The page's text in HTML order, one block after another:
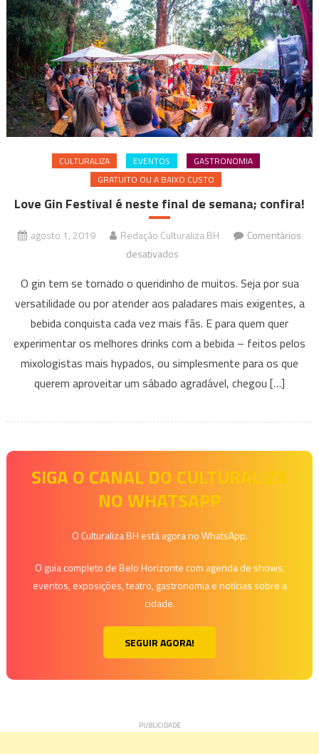
CULTURALIZA EVENTOS
GASTRONOMIA
GRATUITO OU A BAIXO CUSTO
Love Gin Festival é neste final de semana; confira!
agosto 1, 2019 Redação Culturaliza BH
Comentários
desativados
Gin
Festival
é
neste
final
de
O gin tem se tornado o queridinho de muitos. Seja por sua
versatilidade ou por atender aos paladares mais exigentes, a
bebida conquista cada vez mais fãs. E para quem quer
experimentar os melhores drinks com a bebida – feitos pelos
mixologistas mais hypados, ou simplesmente para os que
querem aproveitar um sábado agradável, chegou […]
SIGA O CANAL DO CULTURALIZA
NO WHATSAPP
O Culturaliza BH está agora no WhatsApp.
O guia completo de Belo Horizonte com agenda de shows,
eventos, exposições, teatro, gastronomia e notícias sobre a
cidade.
SEGUIR AGORA!